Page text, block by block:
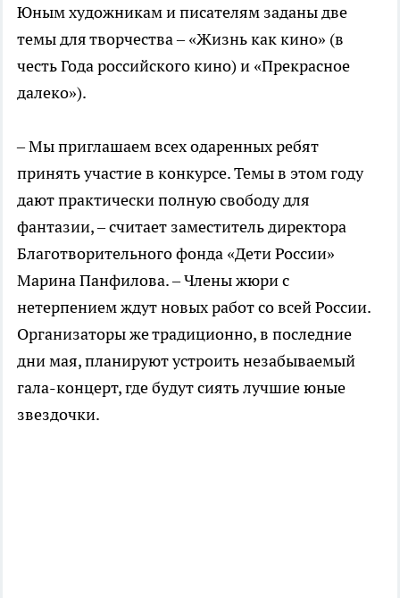
Юным художникам и писателям заданы две
темы для творчества – «Жизнь как кино» (в
честь Года российского кино) и «Прекрасное
далеко»).
– Мы приглашаем всех одаренных ребят
принять участие в конкурсе. Темы в этом году
дают практически полную свободу для
фантазии, – считает заместитель директора
Благотворительного фонда «Дети России»
Марина Панфилова. – Члены жюри с
нетерпением ждут новых работ со всей России.
Организаторы же традиционно, в последние
дни мая, планируют устроить незабываемый
гала-концерт, где будут сиять лучшие юные
звездочки.